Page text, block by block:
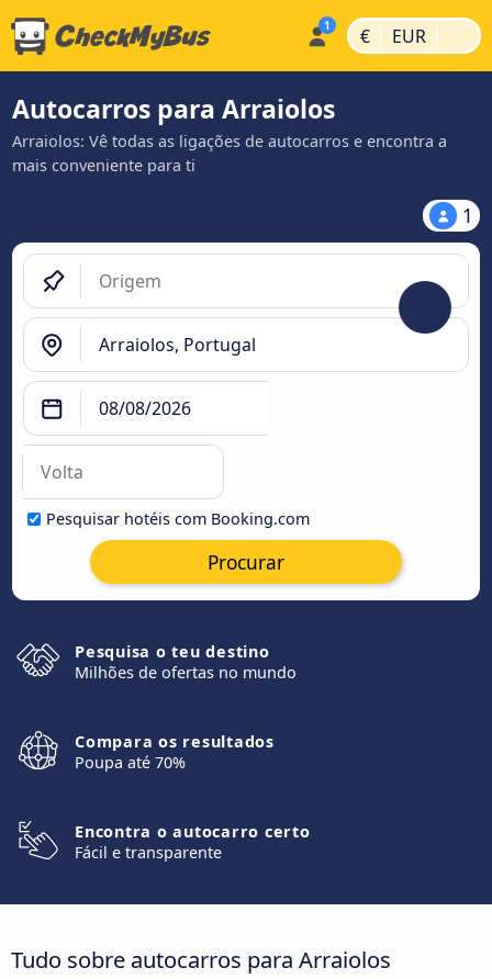
€ | EUR |
Autocarros para Arraiolos
Arraiolos: Vê todas as ligações de autocarros e encontra a
mais conveniente para ti
1
Pesquisar hotéis com Booking.com
Procurar
Pesquisa o teu destino
Milhões de ofertas no mundo
Compara os resultados
Poupa até 70%
Encontra o autocarro certo
Fácil e transparente
Tudo sobre autocarros para Arraiolos